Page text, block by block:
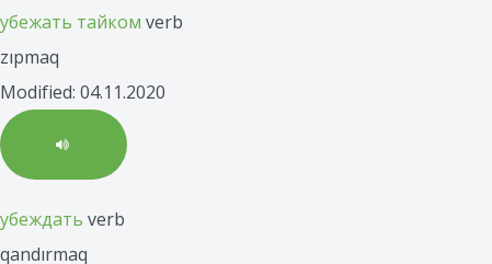
убежать тайком verb
zıpmaq
Modified: 04.11.2020
убеждать verb
qandırmaq